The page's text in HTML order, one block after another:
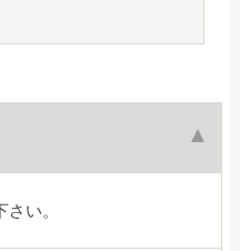
い。